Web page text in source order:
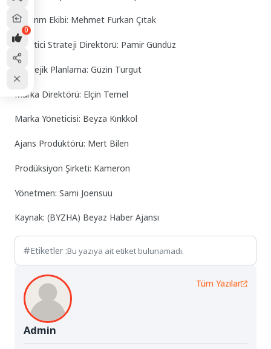
Tasarım Ekibi: Mehmet Furkan Çıtak
Yönetici Strateji Direktörü: Pamir Gündüz
Stratejik Planlama: Güzin Turgut
Marka Direktörü: Elçin Temel
Marka Yöneticisi: Beyza Kırıkkol
Ajans Prodüktörü: Mert Bilen
Prodüksiyon Şirketi: Kameron
Yönetmen: Sami Joensuu
Kaynak: (BYZHA) Beyaz Haber Ajansı
Etiketler :Bu yazıya ait etiket bulunamadı.
Admin
Tüm Yazılar
0